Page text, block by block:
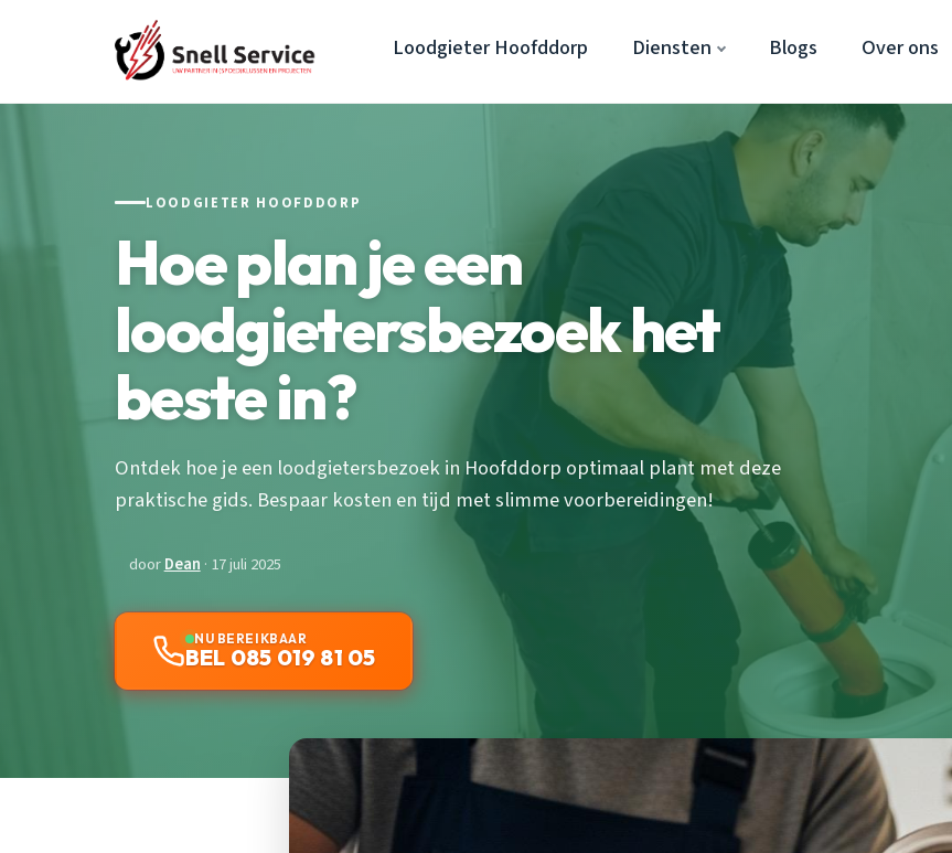
Loodgieter Hoofddorp Diensten Blogs Over ons
LOODGIETER HOOFDDORP
Hoe plan je een
loodgietersbezoek het
beste in?
Ontdek hoe je een loodgietersbezoek in Hoofddorp optimaal plant met deze
praktische gids. Bespaar kosten en tijd met slimme voorbereidingen!
doorDean · 17 juli 2025
NU BEREIKBAAR
BEL 085 019 81 05